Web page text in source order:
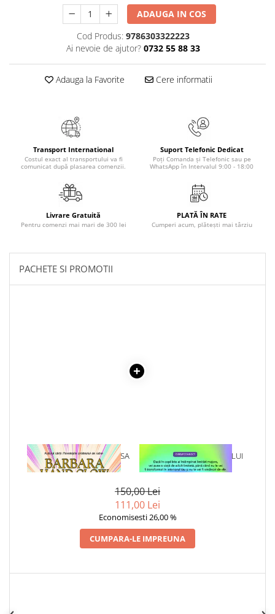
Carti pentru Adolescenti, Young
Crime, Thriller, Mistery
Romane de dragoste, Carti
Senzatii/Dragoste
Senzatii/Suspans
Senzatii/Thriller
Teatru
Teens Book Club
Seturi birotica
Articole scolare
Caiete si Carnetele scolare
Ghiozdane si Penare scolare
Instrumente de scris
Seturi scolare
Consumabile & Accesorii
ADAUGA IN COS
Cod Produs: 9786303322223
Ai nevoie de ajutor? 0732 55 88 33
Adauga la Favorite Cere informatii
Transport International
Costul exact al transportului va fi
comunicat după plasarea comenzii.
Suport Telefonic Dedicat
Poți Comanda și Telefonic sau pe
WhatsApp în Intervalul 9:00 - 18:00
Livrare Gratuită
Pentru comenzi mai mari de 300 lei
PLATĂ ÎN RATE
Cumperi acum, plătești mai târziu
PACHETE SI PROMOTII
1 x REVELATII DE LA SURSA
1 x VINDECAREA COPILULUI
INTERIOR
150,00 Lei
111,00 Lei
Economisesti 26,00 %
CUMPARA-LE IMPREUNA